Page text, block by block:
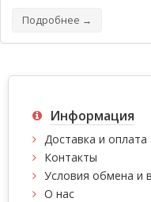
Подробнее →
Информация
Доставка и оплата
Контакты
Условия обмена и
О нас